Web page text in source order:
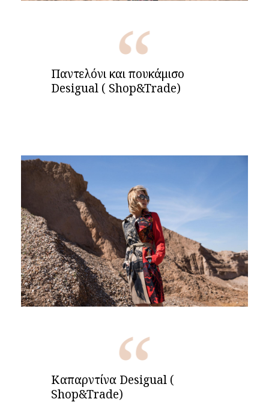
Παντελόνι και πουκάμισο
Desigual ( Shop&Trade)
Καπαρντίνα Desigual (
Shop&Trade)